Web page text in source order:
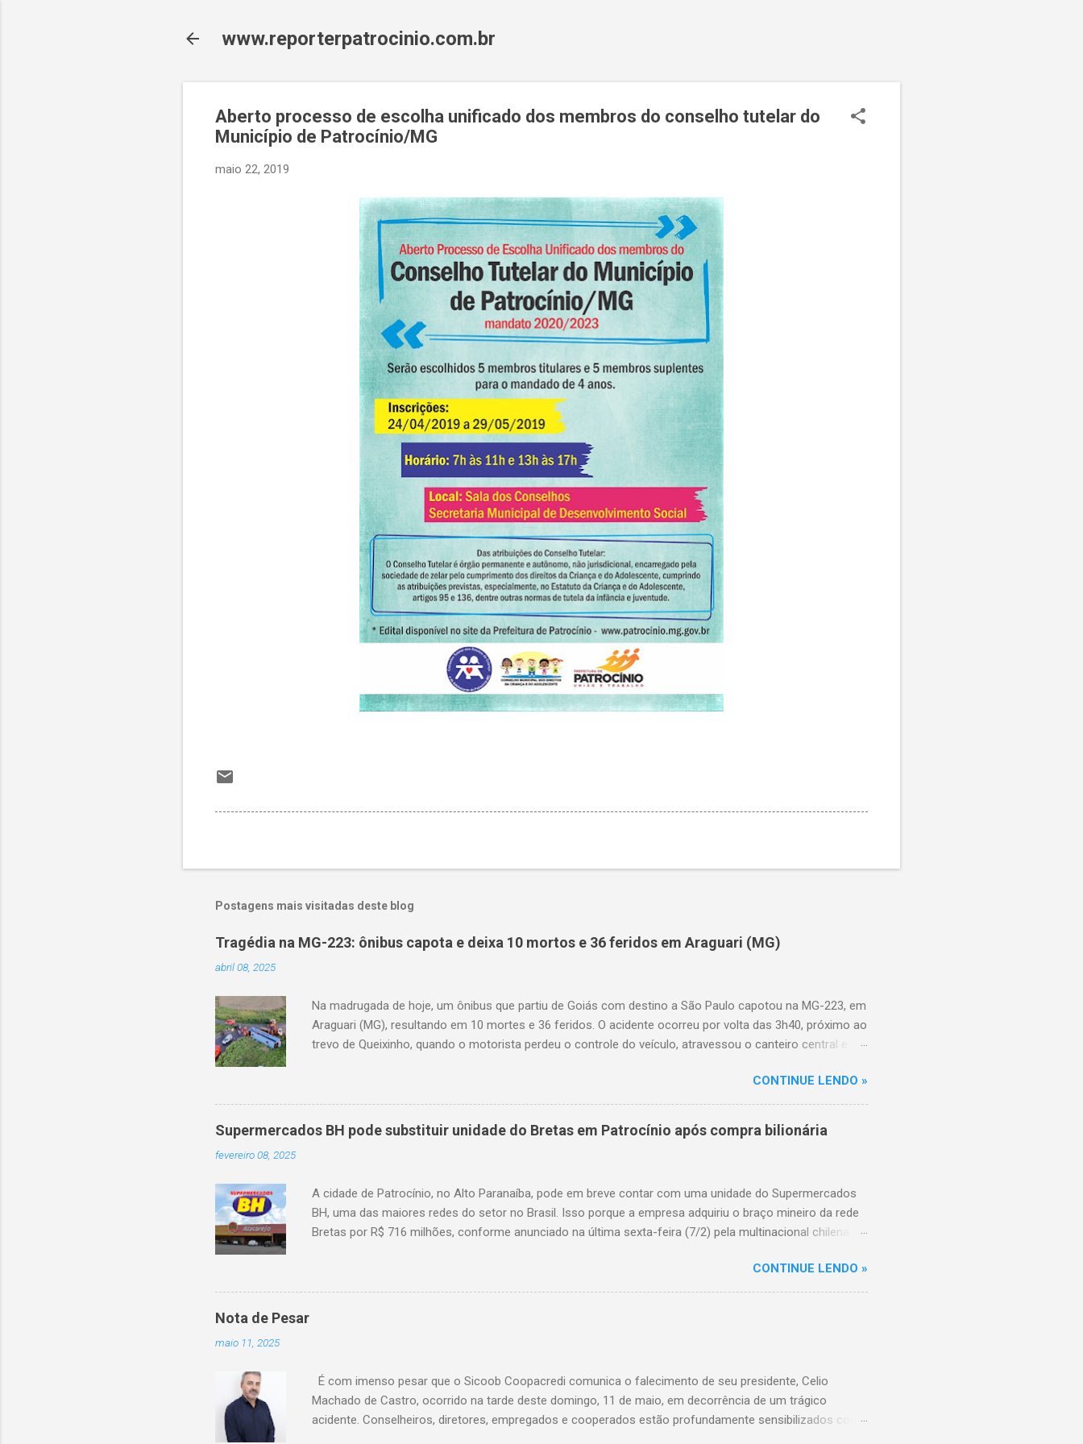
www.reporterpatrocinio.com.br
Aberto processo de escolha unificado dos membros do conselho tutelar do
Município de Patrocínio/MG
maio 22, 2019
Postagens mais visitadas deste blog
Tragédia na MG-223: ônibus capota e deixa 10 mortos e 36 feridos em Araguari (MG)
abril 08, 2025
Na madrugada de hoje, um ônibus que partiu de Goiás com destino a São Paulo capotou na MG-223, em
Araguari (MG), resultando em 10 mortes e 36 feridos. O acidente ocorreu por volta das 3h40, próximo ao
trevo de Queixinho, quando o motorista perdeu o controle do veículo, atravessou o canteiro central e
oito anos. Nove dos feridos estão em estado grave. As autoridades investigam as causas do acidente.
CONTINUE LENDO »
Supermercados BH pode substituir unidade do Bretas em Patrocínio após compra bilionária
fevereiro 08, 2025
A cidade de Patrocínio, no Alto Paranaíba, pode em breve contar com uma unidade do Supermercados
BH, uma das maiores redes do setor no Brasil. Isso porque a empresa adquiriu o braço mineiro da rede
Bretas por R$ 716 milhões, conforme anunciado na última sexta-feira (7/2) pela multinacional chilena
Atacarejo, localizado na Avenida Altino Guimarães, 455, no bairro Santo Antônio. Com a aquisição,
existe a possibilidade de que essa unidade seja convertida em um Supermercados BH, acompanhando o
Carrefour, que faturou R$ ...
CONTINUE LENDO »
Nota de Pesar
maio 11, 2025
É com imenso pesar que o Sicoob Coopacredi comunica o falecimento de seu presidente, Celio
Machado de Castro, ocorrido na tarde deste domingo, 11 de maio, em decorrência de um trágico
acidente. Conselheiros, diretores, empregados e cooperados estão profundamente sensibilizados com